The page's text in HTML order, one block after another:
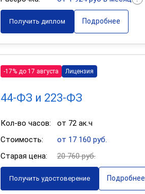
Получить диплом Подробнее
-17% до 17 августа Лицензия
44-ФЗ и 223-ФЗ
Кол-во часов:
от 72 ак.ч
Стоимость:
от 17 160 руб.
Старая цена:
20 760 руб.
Получить удостоверение Подробнее